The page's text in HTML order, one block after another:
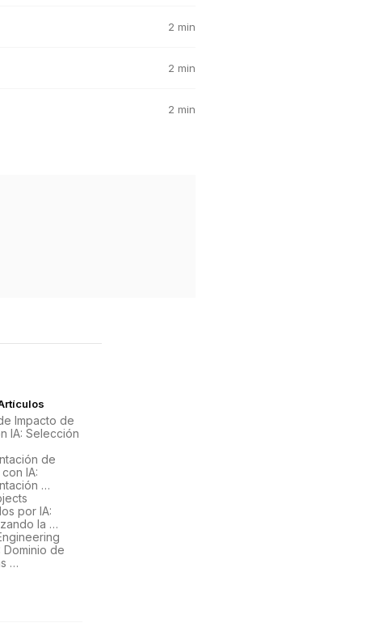
2 min
2 min
2 min
Impacto de
IA: Selección
de
IA:
…
por IA:
la …
Dominio de
…